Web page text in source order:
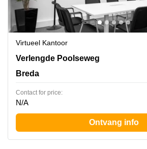
Virtueel Kantoor
Verlengde Poolseweg 16, Breda
Verlengde Poolseweg
Breda
Contact for price:
N/A
Ontvang info